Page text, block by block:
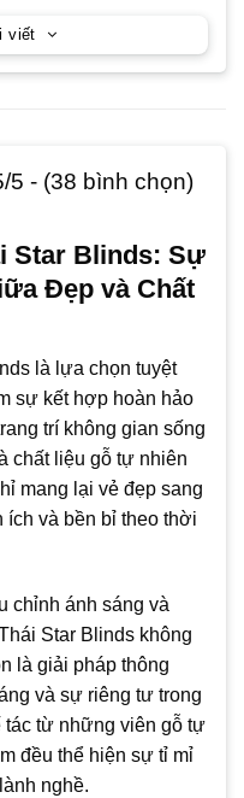
5 - (38 bình chọn)
Star Blinds: Sự
Đẹp và Chất
là lựa chọn tuyệt
sự kết hợp hoàn hảo
trí không gian sống
chất liệu gỗ tự nhiên
mang lại vẻ đẹp sang
ích và bền bỉ theo thời
chỉnh ánh sáng và
Star Blinds không
là giải pháp thông
và sự riêng tư trong
từ những viên gỗ tự
đều thể hiện sự tỉ mỉ
nghề.
viết